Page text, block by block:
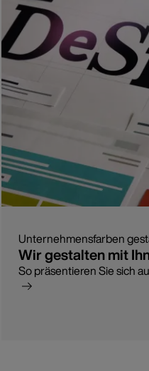
Unternehmensfarben
Wir gestalten mit
So präsentieren Sie sich